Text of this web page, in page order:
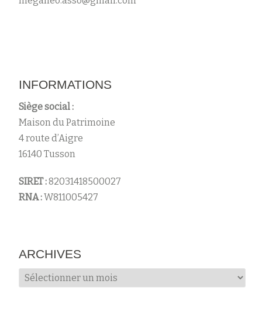
INFORMATIONS
Siège social :
Maison du Patrimoine
4 route d’Aigre
16140 Tusson
SIRET :82031418500027
RNA :W811005427
ARCHIVES
Archives